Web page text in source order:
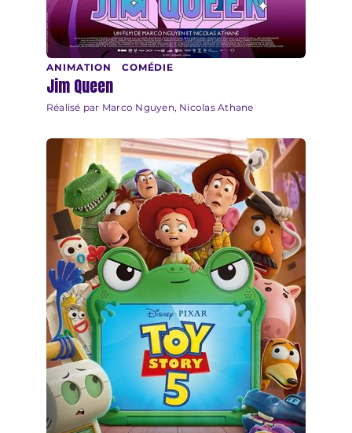
Jim Queen
ANIMATION COMÉDIE
Réalisé par Marco Nguyen, Nicolas Athane